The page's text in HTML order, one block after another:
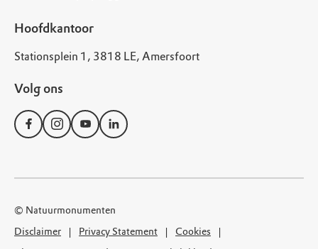
Hoofdkantoor
Stationsplein 1, 3818 LE, Amersfoort
Volg ons
© Natuurmonumenten
Disclaimer
Privacy Statement
Cookies